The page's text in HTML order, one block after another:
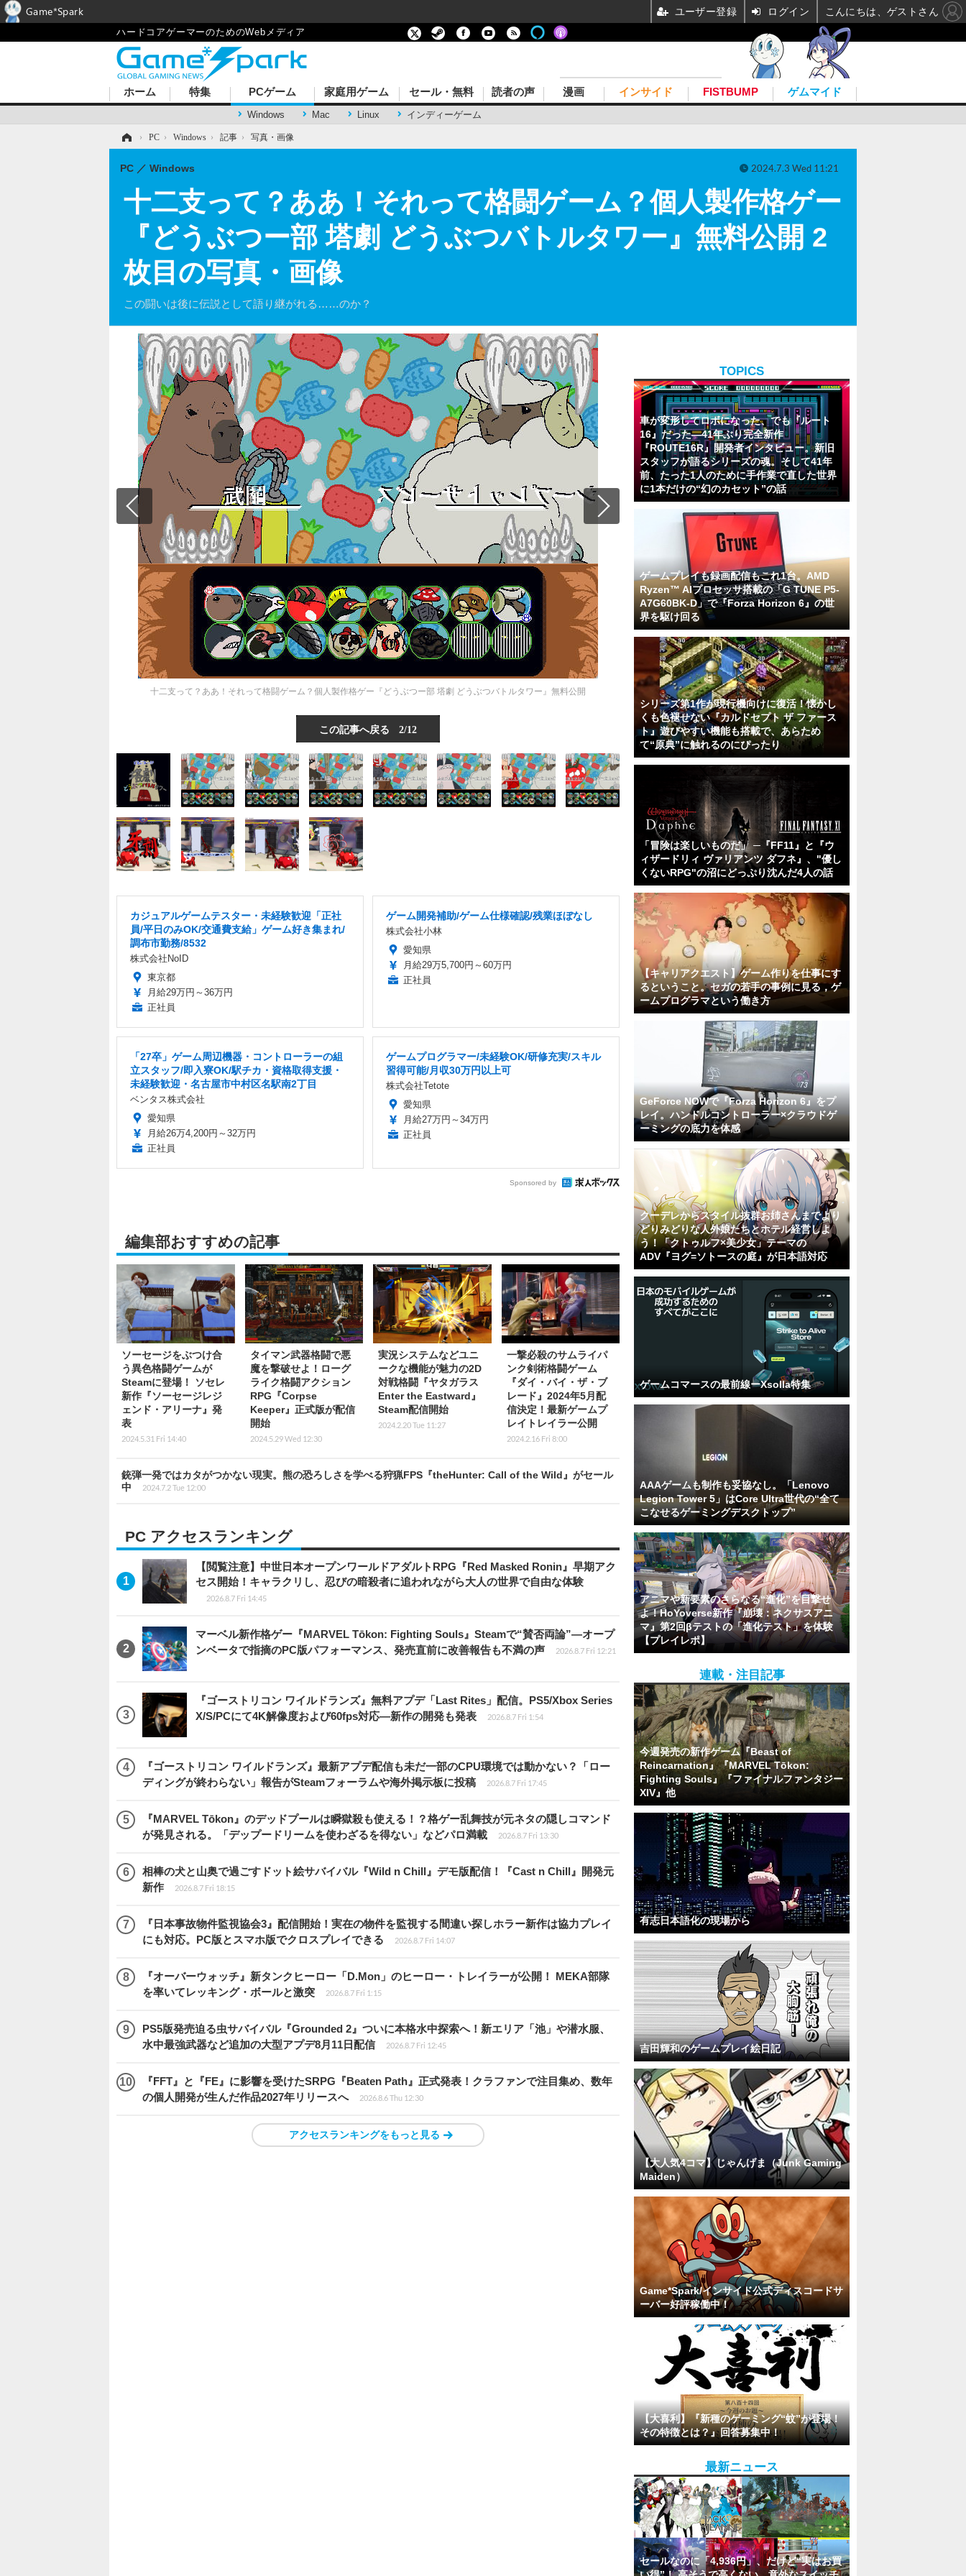
ハードコアゲーマーのためのWebメディア
ホーム 特集 PCゲーム
Windows Mac Linux インディーゲーム
家庭用ゲーム セール・無料 読者の声 漫画 インサイド FISTBUMP ゲムマイド
› PC › Windows › 記事 › 写真・画像
十二支って？ああ！それって格闘ゲーム？個人製作格ゲー
『どうぶつー部 塔劇 どうぶつバトルタワー』無料公開 2
枚目の写真・画像
この闘いは後に伝説として語り継がれる……のか？
PC Windows 2024.7.3 Wed 11:21
十二支って？ああ！それって格闘ゲーム？個人製作格ゲー『どうぶつー部 塔劇 どうぶつバトルタワー』無料公開
この記事へ戻る 2/12
カジュアルゲームテスター・未経験歓迎「正社
員/平日のみOK/交通費支給」ゲーム好き集まれ/
調布市勤務/8532
株式会社NoID
東京都
月給29万円～36万円
正社員
ゲーム開発補助/ゲーム仕様確認/残業ほぼなし
株式会社小林
愛知県
月給29万5,700円～60万円
正社員
「27卒」ゲーム周辺機器・コントローラーの組
立スタッフ/即入寮OK/駅チカ・資格取得支援・
未経験歓迎・名古屋市中村区名駅南2丁目
ベンタス株式会社
愛知県
月給26万4,200円～32万円
正社員
ゲームプログラマー/未経験OK/研修充実/スキル
習得可能/月収30万円以上可
株式会社Tetote
愛知県
月給27万円～34万円
正社員
Sponsored by
編集部おすすめの記事
ソーセージをぶつけ合
う異色格闘ゲームが
Steamに登場！ ソセレ
新作『ソーセージレジ
ェンド・アリーナ』発
表
2024.5.31 Fri 14:40
タイマン武器格闘で悪
魔を撃破せよ！ローグ
ライク格闘アクション
RPG『Corpse
Keeper』正式版が配信
開始
2024.5.29 Wed 12:30
実況システムなどユニ
ークな機能が魅力の2D
対戦格闘『ヤタガラス
Enter the Eastward』
Steam配信開始
2024.2.20 Tue 11:27
一撃必殺のサムライパ
ンク剣術格闘ゲーム
『ダイ・バイ・ザ・ブ
レード』2024年5月配
信決定！最新ゲームプ
レイトレイラー公開
2024.2.16 Fri 8:00
銃弾一発ではカタがつかない現実。熊の恐ろしさを学べる狩猟FPS『theHunter: Call of the Wild』がセール
中
2024.7.2 Tue 12:00
PC アクセスランキング
【閲覧注意】中世日本オープンワールドアダルトRPG『Red Masked Ronin』早期アク
セス開始！キャラクリし、忍びの暗殺者に追われながら大人の世界で自由な体験
2026.8.7 Fri 14:45
マーベル新作格ゲー『MARVEL Tōkon: Fighting Souls』Steamで“賛否両論”―オープ
ンベータで指摘のPC版パフォーマンス、発売直前に改善報告も不満の声
2026.8.7 Fri 12:21
『ゴーストリコン ワイルドランズ』無料アプデ「Last Rites」配信。PS5/Xbox Series
X/S/PCにて4K解像度および60fps対応―新作の開発も発表
2026.8.7 Fri 1:54
『ゴーストリコン ワイルドランズ』最新アプデ配信も未だ一部のCPU環境では動かない？「ロー
ディングが終わらない」報告がSteamフォーラムや海外掲示板に投稿
2026.8.7 Fri 17:45
『MARVEL Tōkon』のデッドプールは瞬獄殺も使える！？格ゲー乱舞技が元ネタの隠しコマンド
が発見される。「デップードリームを使わざるを得ない」などパロ満載
2026.8.7 Fri 13:30
相棒の犬と山奥で過ごすドット絵サバイバル『Wild n Chill』デモ版配信！『Cast n Chill』開発元
新作
2026.8.7 Fri 18:15
『日本事故物件監視協会3』配信開始！実在の物件を監視する間違い探しホラー新作は協力プレイ
にも対応。PC版とスマホ版でクロスプレイできる
2026.8.7 Fri 14:07
『オーバーウォッチ』新タンクヒーロー「D.Mon」のヒーロー・トレイラーが公開！ MEKA部隊
を率いてレッキング・ボールと激突
2026.8.7 Fri 1:15
PS5版発売迫る虫サバイバル『Grounded 2』ついに本格水中探索へ！新エリア「池」や潜水服、
水中最強武器など追加の大型アプデ8月11日配信
2026.8.7 Fri 12:45
『FFT』と『FE』に影響を受けたSRPG『Beaten Path』正式発表！クラファンで注目集め、数年
の個人開発が生んだ作品2027年リリースへ
2026.8.6 Thu 12:30
アクセスランキングをもっと見る
TOPICS
車が変形してロボになった、でも『ルート
16』だった―41年ぶり完全新作
『ROUTE16R』開発者インタビュー。新旧
スタッフが語るシリーズの魂。そして41年
前、たった1人のために手作業で直した世界
に1本だけの“幻のカセット”の話
ゲームプレイも録画配信もこれ1台。AMD
Ryzen™ AIプロセッサ搭載の「G TUNE P5-
A7G60BK-D」で『Forza Horizon 6』の世
界を駆け回る
シリーズ第1作が現行機向けに復活！懐かし
くも色褪せない『カルドセプト ザ ファース
ト』遊びやすい機能も搭載で、あらため
て“原典”に触れるのにぴったり
「冒険は楽しいものだ」 ─『FF11』と『ウ
ィザードリィ ヴァリアンツ ダフネ』、"優し
くないRPG"の沼にどっぷり沈んだ4人の話
【キャリアクエスト】ゲーム作りを仕事にす
るということ。セガの若手の事例に見る，ゲ
ームプログラマという働き方
GeForce NOWで『Forza Horizon 6』をプ
レイ。ハンドルコントローラー×クラウドゲ
ーミングの底力を体感
クーデレからスタイル抜群お姉さんまでより
どりみどりな人外娘たちとホテル経営しよ
う！「クトゥルフ×美少女」テーマの
ADV『ヨグ=ソトースの庭』が日本語対応
ゲームコマースの最前線ーXsolla特集
AAAゲームも制作も妥協なし。「Lenovo
Legion Tower 5」はCore Ultra世代の“全て
こなせるゲーミングデスクトップ”
アニマや新要素のさらなる“進化”を目撃せ
よ！HoYoverse新作『崩壊：ネクサスアニ
マ』第2回βテストの「進化テスト」を体験
【プレイレポ】
連載・注目記事
今週発売の新作ゲーム『Beast of
Reincarnation』『MARVEL Tōkon:
Fighting Souls』『ファイナルファンタジー
XIV』他
有志日本語化の現場から
吉田輝和のゲームプレイ絵日記
【大人気4コマ】じゃんげま（Junk Gaming
Maiden）
Game*Spark/インサイド公式ディスコードサ
ーバー好評稼働中！
【大喜利】『新種のゲーミング“蚊”が登場！
その特徴とは？』回答募集中！
最新ニュース
セールなのに「4,936円」、だけど“実はお買
Game*Spark ユーザー登録 ログイン こんにちは、ゲストさん